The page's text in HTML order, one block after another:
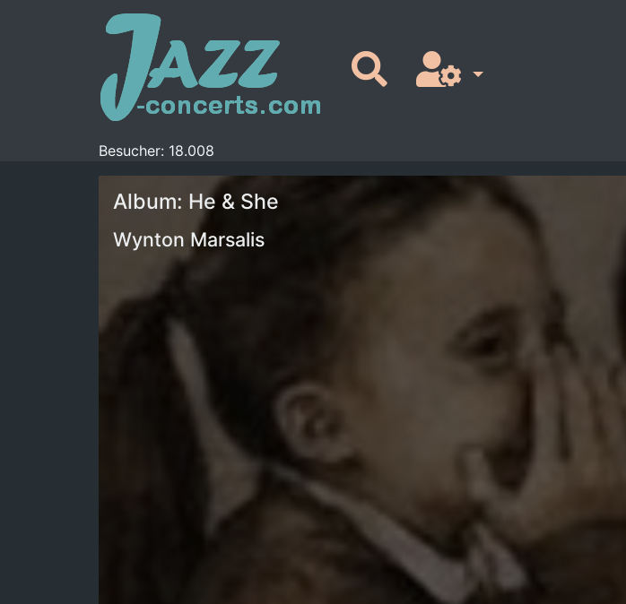
Besucher: 18.008
Album: He & She
Wynton Marsalis